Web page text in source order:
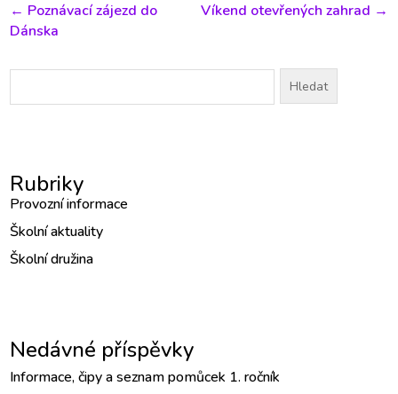
← Poznávací zájezd do
Dánska
Víkend otevřených zahrad →
Vyhledávání
Rubriky
Provozní informace
Školní aktuality
Školní družina
Nedávné příspěvky
Informace, čipy a seznam pomůcek 1. ročník